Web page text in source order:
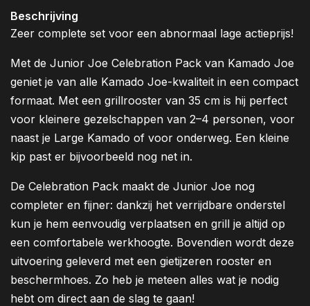
Beschrijving
Zeer complete set voor een abnormaal lage actieprijs!
Met de Junior Joe Celebration Pack van Kamado Joe
geniet je van alle Kamado Joe-kwaliteit in een compact
formaat. Met een grillrooster van 35 cm is hij perfect
voor kleinere gezelschappen van 2–4 personen, voor
naast je Large Kamado of voor onderweg. Een kleine
kip past er bijvoorbeeld nog net in.
De Celebration Pack maakt de Junior Joe nog
completer en fijner: dankzij het verrijdbare onderstel
kun je hem eenvoudig verplaatsen en grill je altijd op
een comfortabele werkhoogte. Bovendien wordt deze
uitvoering geleverd met een gietijzeren rooster en
beschermhoes. Zo heb je meteen alles wat je nodig
hebt om direct aan de slag te gaan!